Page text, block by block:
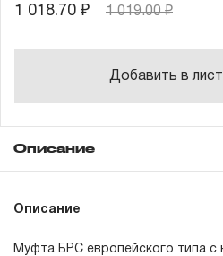
1 018.70 ₽ 1 019.00 ₽
Добавить в
Описание
Техническая
Описание
Муфта БРС европейского типа с